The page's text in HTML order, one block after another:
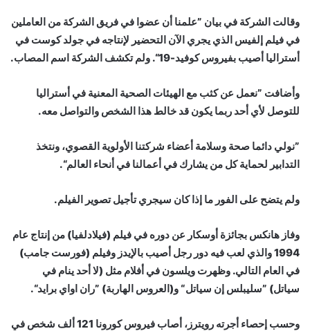
وقالت الشركة في بيان ”علمنا أن عضوا في فريق الشركة من العاملين
في فيلم إلفيس الذي يجري الآن التحضير لإنتاجه في جولد كوست في
أستراليا أصيب بفيروس كوفيد-19“. ولم تكشف الشركة اسم المصاب.
وأضافت ”نعمل عن كثب مع الهيئات الصحية المعنية في أستراليا
للتوصل لأي أحد ربما يكون قد خالط هذا الشخص والتواصل معه.
”نولي دائما صحة وسلامة أعضاء شركتنا الأولوية القصوي، ونتخذ
التدابير لحماية كل من يشارك في أعمالنا في أنحاء العالم“.
ولم يتضح على الفور ما إذا كان سيجري تأجيل تصوير الفيلم.
وفاز هانكس بجائزة أوسكار عن دوره في فيلم (فيلادلفيا) من إنتاج عام
1994 والذي لعب فيه دور رجل أصيب بالإيدز وفيلم (فورست جامب)
في العام التالي. وظهرت ويلسون في أفلام مثل (لا أحد ينام في
سياتل) ”سليبلس إن سياتل“ و(العروس الهاربة) ”ران اواي برايد“.
وحسب إحصاء أجرته رويترز، أصاب فيروس كورونا 121 ألف شخص في